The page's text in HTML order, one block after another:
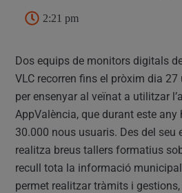
2:21 pm
Dos equips de monitors digitals
VLC recorren fins el pròxim dia
per ensenyar al veïnat a utilitzar
AppValència, que durant este
30.000 nous usuaris. Des del seu
realitza breus tallers formatius
recull tota la informació
permet realitzar tràmits i